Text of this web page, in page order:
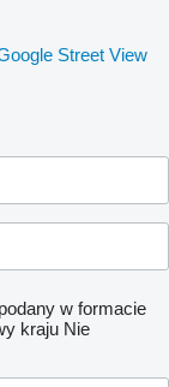
Street View
w formacie
kraju Nie